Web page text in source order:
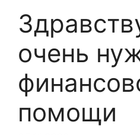
очень
помощи